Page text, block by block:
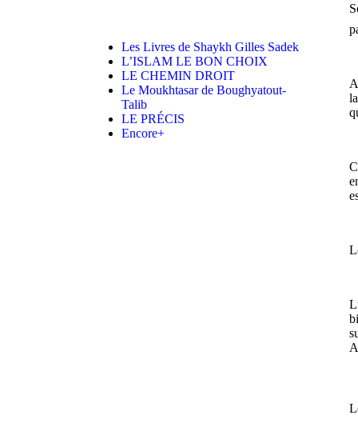
Les Livres de Shaykh Gilles Sadek
L’ISLAM LE BON CHOIX
LE CHEMIN DROIT
Le Moukhtasar de Boughyatout-
Talib
LE PRÉCIS
Encore+